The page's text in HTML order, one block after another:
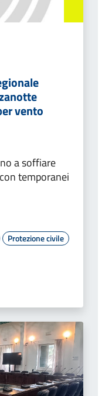
vento
a soffiare
temporanei
Protezione civile